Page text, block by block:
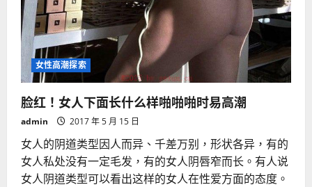
女性高潮探索
脸红！女人下面长什么样啪啪啪时易高潮
admin 2017 年 5 月 15 日
女人的阴道类型因人而异、千差万别，形状各异，有的
女人私处没有一定毛发，有的女人阴唇窄而长。有人说
女人阴道类型可以看出这样的女人在性爱方面的态度。